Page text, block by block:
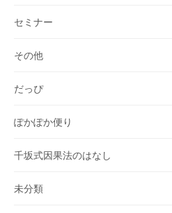
セミナー
その他
だっぴ
ぽかぽか便り
千坂式因果法のはなし
未分類